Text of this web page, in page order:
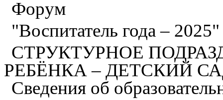
Форум
"Воспитатель года –
СТРУКТУРНОЕ
РЕБЁНКА – ДЕТСКИЙ
Сведения об